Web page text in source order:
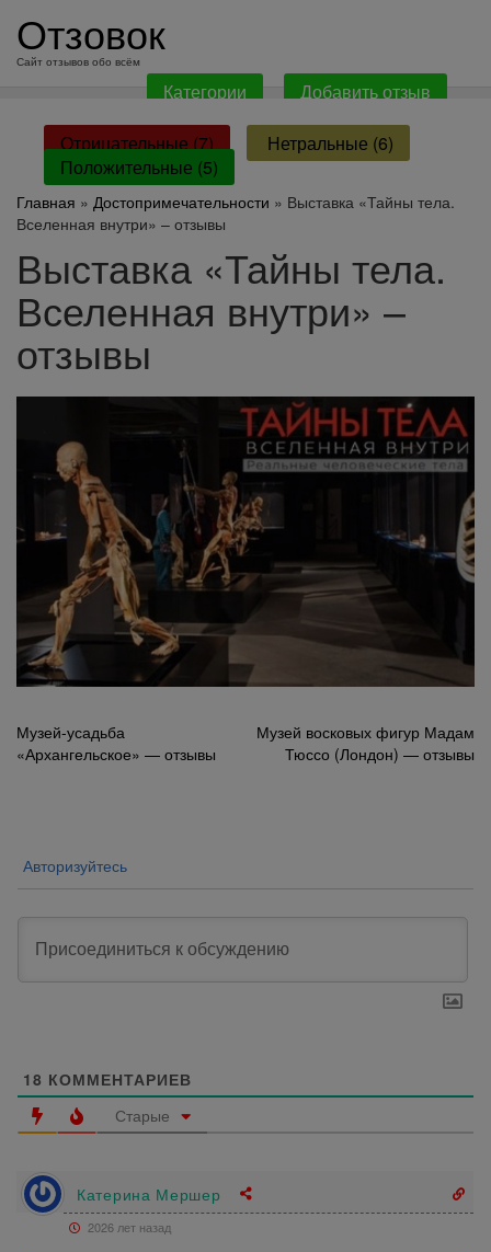
содержанию
Отзовок
Сайт отзывов обо всём
Категории Добавить отзыв
Отрицательные (7)
Нетральные (6)
Положительные (5)
Главная » Достопримечательности » Выставка «Тайны тела.
Вселенная внутри» – отзывы
Выставка «Тайны тела.
Вселенная внутри» –
отзывы
Навигация
по
Музей-усадьба
«Архангельское» — отзывы
Музей восковых фигур Мадам
Тюссо (Лондон) — отзывы
Авторизуйтесь
18 КОММЕНТАРИЕВ
Старые
Катерина Мершер
2026 лет назад